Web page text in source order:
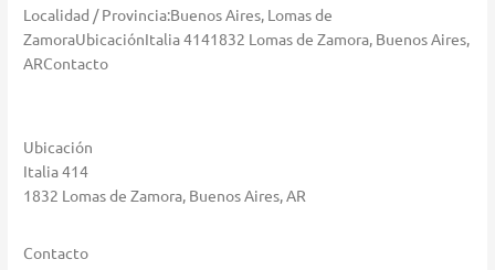
Localidad / Provincia:Buenos Aires, Lomas de
ZamoraUbicaciónItalia 4141832 Lomas de Zamora, Buenos Aires,
ARContacto
Ubicación
Italia 414
1832 Lomas de Zamora, Buenos Aires, AR
Contacto